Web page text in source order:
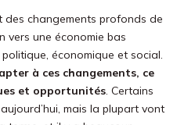
des changements profonds de
vers une économie bas
économique et social.
à ces changements, ce
et opportunités. Certains
mais la plupart vont